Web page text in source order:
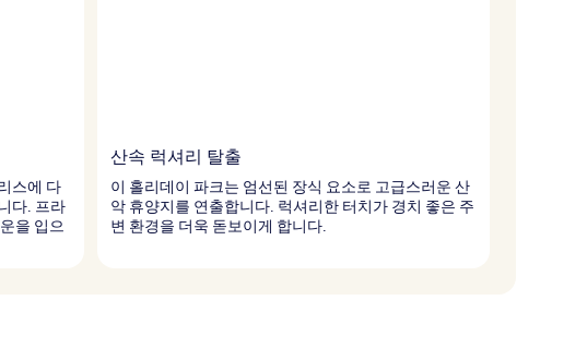
스에 다
다. 프라
을 입으
산속 럭셔리 탈출
이 홀리데이 파크는 엄선된 장식 요소로 고급스러운 산
악 휴양지를 연출합니다. 럭셔리한 터치가 경치 좋은 주
변 환경을 더욱 돋보이게 합니다.